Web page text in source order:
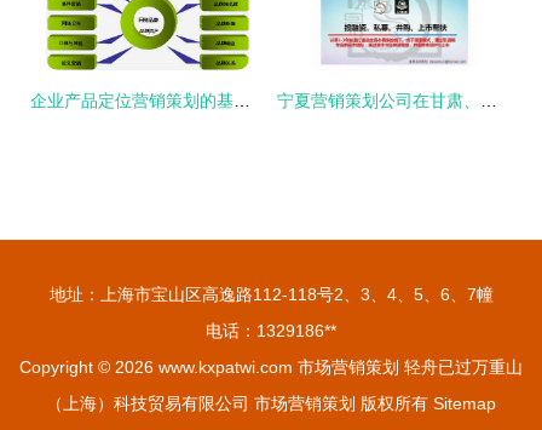
地址：上海市宝山区高逸路112-118号2、3、4、5、6、7幢
电话：1329186**
Copyright © 2026 www.kxpatwi.com 市场营销策划 轻舟已过万重山
（上海）科技贸易有限公司 市场营销策划 版权所有 Sitemap